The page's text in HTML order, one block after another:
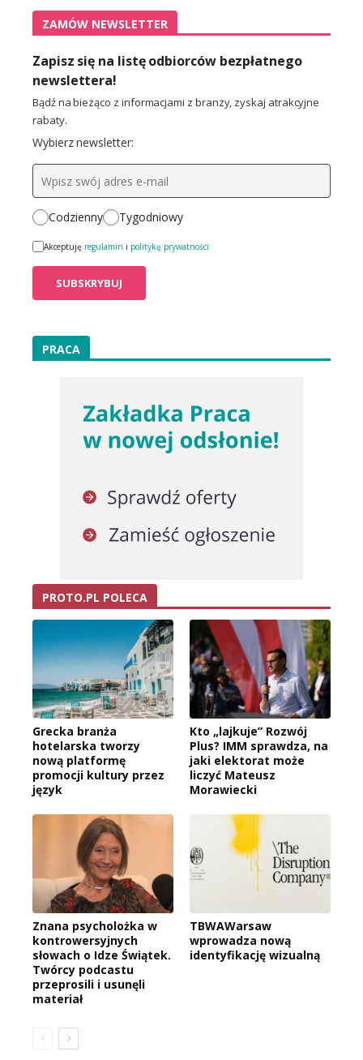
ZAMÓW NEWSLETTER
Zapisz się na listę odbiorców bezpłatnego
newslettera!
Bądź na bieżąco z informacjami z branży, zyskaj atrakcyjne
rabaty.
Wybierz newsletter:
Codzienny Tygodniowy
Akceptuję regulamin i politykę prywatności
PRACA
PROTO.PL POLECA
Grecka branża
hotelarska tworzy
nową platformę
promocji kultury przez
język
Kto „lajkuje” Rozwój
Plus? IMM sprawdza, na
jaki elektorat może
liczyć Mateusz
Morawiecki
Znana psycholożka w
kontrowersyjnych
słowach o Idze Świątek.
Twórcy podcastu
przeprosili i usunęli
materiał
TBWAWarsaw
wprowadza nową
identyfikację wizualną